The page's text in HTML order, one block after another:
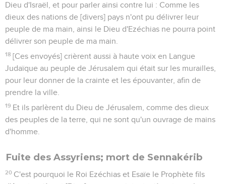
Dieu d'Israël, et pour parler ainsi contre lui : Comme les
dieux des nations de [divers] pays n'ont pu délivrer leur
peuple de ma main, ainsi le Dieu d'Ezéchias ne pourra point
délivrer son peuple de ma main.
18 [Ces envoyés] crièrent aussi à haute voix en Langue
Judaïque au peuple de Jérusalem qui était sur les murailles,
pour leur donner de la crainte et les épouvanter, afin de
prendre la ville.
19 Et ils parlèrent du Dieu de Jérusalem, comme des dieux
des peuples de la terre, qui ne sont qu'un ouvrage de mains
d'homme.
Fuite des Assyriens; mort de Sennakérib
20 C'est pourquoi le Roi Ezéchias et Esaïe le Prophète fils